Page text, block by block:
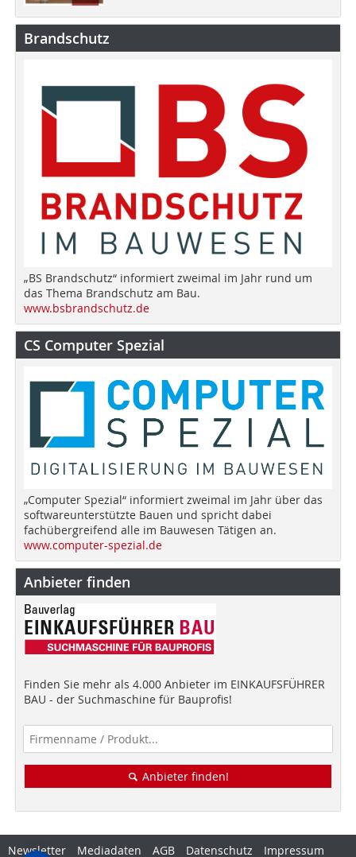
Brandschutz
„BS Brandschutz“ informiert zweimal im Jahr rund um
das Thema Brandschutz am Bau.
www.bsbrandschutz.de
CS Computer Spezial
„Computer Spezial“ informiert zweimal im Jahr über das
softwareunterstützte Bauen und spricht dabei
fachübergreifend alle im Bauwesen Tätigen an.
www.computer-spezial.de
Anbieter finden
Finden Sie mehr als 4.000 Anbieter im EINKAUFSFÜHRER
BAU - der Suchmaschine für Bauprofis!
Anbieter finden!
Newsletter Mediadaten AGB Datenschutz Impressum